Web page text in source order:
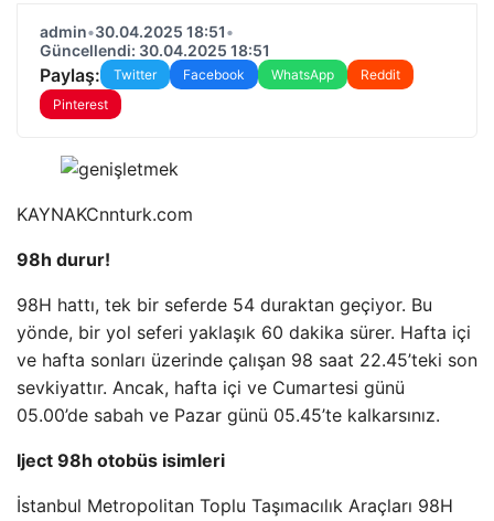
admin•30.04.2025 18:51•
Güncellendi: 30.04.2025 18:51
Paylaş: Twitter Facebook WhatsApp
Reddit
Pinterest
KAYNAKCnnturk.com
98h durur!
98H hattı, tek bir seferde 54 duraktan geçiyor. Bu
yönde, bir yol seferi yaklaşık 60 dakika sürer. Hafta içi
ve hafta sonları üzerinde çalışan 98 saat 22.45’teki son
sevkiyattır. Ancak, hafta içi ve Cumartesi günü
05.00’de sabah ve Pazar günü 05.45’te kalkarsınız.
Iject 98h otobüs isimleri
İstanbul Metropolitan Toplu Taşımacılık Araçları 98H